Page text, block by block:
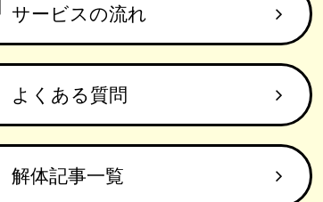
サービスの流れ
よくある質問
解体記事一覧